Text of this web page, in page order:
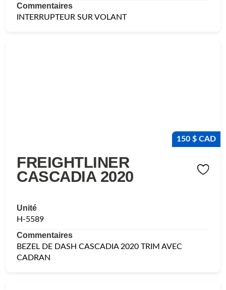
Commentaires
INTERRUPTEUR SUR VOLANT
150 $ CAD
FREIGHTLINER
CASCADIA 2020
Unité
H-5589
Commentaires
BEZEL DE DASH CASCADIA 2020 TRIM AVEC
CADRAN